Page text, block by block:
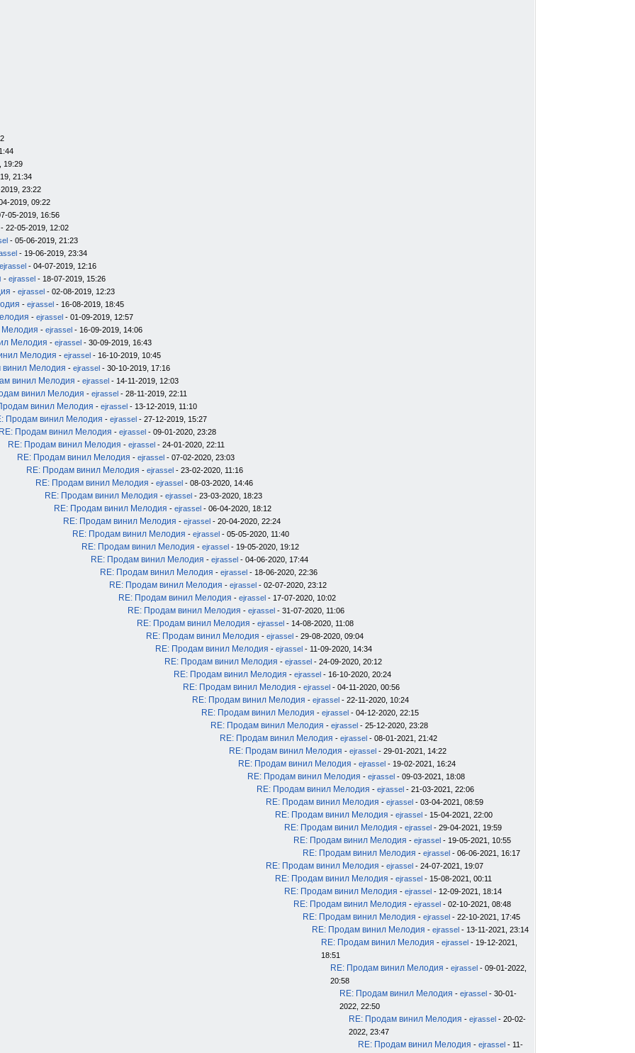
19:29
21:34
23:22
2019, 09:22
05-2019, 16:56
22-05-2019, 12:02
- 05-06-2019, 21:23
- 19-06-2019, 23:34
ejrassel - 04-07-2019, 12:16
- ejrassel - 18-07-2019, 15:26
- ejrassel - 02-08-2019, 12:23
- ejrassel - 16-08-2019, 18:45
- ejrassel - 01-09-2019, 12:57
Мелодия - ejrassel - 16-09-2019, 14:06
Мелодия - ejrassel - 30-09-2019, 16:43
Мелодия - ejrassel - 16-10-2019, 10:45
винил Мелодия - ejrassel - 30-10-2019, 17:16
винил Мелодия - ejrassel - 14-11-2019, 12:03
винил Мелодия - ejrassel - 28-11-2019, 22:11
винил Мелодия - ejrassel - 13-12-2019, 11:10
Продам винил Мелодия - ejrassel - 27-12-2019, 15:27
Продам винил Мелодия - ejrassel - 09-01-2020, 23:28
RE: Продам винил Мелодия - ejrassel - 24-01-2020, 22:11
RE: Продам винил Мелодия - ejrassel - 07-02-2020, 23:03
RE: Продам винил Мелодия - ejrassel - 23-02-2020, 11:16
RE: Продам винил Мелодия - ejrassel - 08-03-2020, 14:46
RE: Продам винил Мелодия - ejrassel - 23-03-2020, 18:23
RE: Продам винил Мелодия - ejrassel - 06-04-2020, 18:12
RE: Продам винил Мелодия - ejrassel - 20-04-2020, 22:24
RE: Продам винил Мелодия - ejrassel - 05-05-2020, 11:40
RE: Продам винил Мелодия - ejrassel - 19-05-2020, 19:12
RE: Продам винил Мелодия - ejrassel - 04-06-2020, 17:44
RE: Продам винил Мелодия - ejrassel - 18-06-2020, 22:36
RE: Продам винил Мелодия - ejrassel - 02-07-2020, 23:12
RE: Продам винил Мелодия - ejrassel - 17-07-2020, 10:02
RE: Продам винил Мелодия - ejrassel - 31-07-2020, 11:06
RE: Продам винил Мелодия - ejrassel - 14-08-2020, 11:08
RE: Продам винил Мелодия - ejrassel - 29-08-2020, 09:04
RE: Продам винил Мелодия - ejrassel - 11-09-2020, 14:34
RE: Продам винил Мелодия - ejrassel - 24-09-2020, 20:12
RE: Продам винил Мелодия - ejrassel - 16-10-2020, 20:24
RE: Продам винил Мелодия - ejrassel - 04-11-2020, 00:56
RE: Продам винил Мелодия - ejrassel - 22-11-2020, 10:24
RE: Продам винил Мелодия - ejrassel - 04-12-2020, 22:15
RE: Продам винил Мелодия - ejrassel - 25-12-2020, 23:28
RE: Продам винил Мелодия - ejrassel - 08-01-2021, 21:42
RE: Продам винил Мелодия - ejrassel - 29-01-2021, 14:22
RE: Продам винил Мелодия - ejrassel - 19-02-2021, 16:24
RE: Продам винил Мелодия - ejrassel - 09-03-2021, 18:08
RE: Продам винил Мелодия - ejrassel - 21-03-2021, 22:06
RE: Продам винил Мелодия - ejrassel - 03-04-2021, 08:59
RE: Продам винил Мелодия - ejrassel - 15-04-2021, 22:00
RE: Продам винил Мелодия - ejrassel - 29-04-2021, 19:59
RE: Продам винил Мелодия - ejrassel - 19-05-2021, 10:55
RE: Продам винил Мелодия - ejrassel - 06-06-2021, 16:17
RE: Продам винил Мелодия - ejrassel - 24-07-2021, 19:07
RE: Продам винил Мелодия - ejrassel - 15-08-2021, 00:11
RE: Продам винил Мелодия - ejrassel - 12-09-2021, 18:14
RE: Продам винил Мелодия - ejrassel - 02-10-2021, 08:48
RE: Продам винил Мелодия - ejrassel - 22-10-2021, 17:45
RE: Продам винил Мелодия - ejrassel - 13-11-2021, 23:14
RE: Продам винил Мелодия - ejrassel - 19-12-2021,
18:51
RE: Продам винил Мелодия - ejrassel - 09-01-2022,
20:58
RE: Продам винил Мелодия - ejrassel - 30-01-
2022, 22:50
RE: Продам винил Мелодия - ejrassel - 20-02-
2022, 23:47
RE: Продам винил Мелодия - ejrassel - 11-